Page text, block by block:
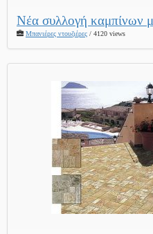
Νέα συλλογή καμπίνων
Μπανιέρες ντουζιέρες / 4120 views